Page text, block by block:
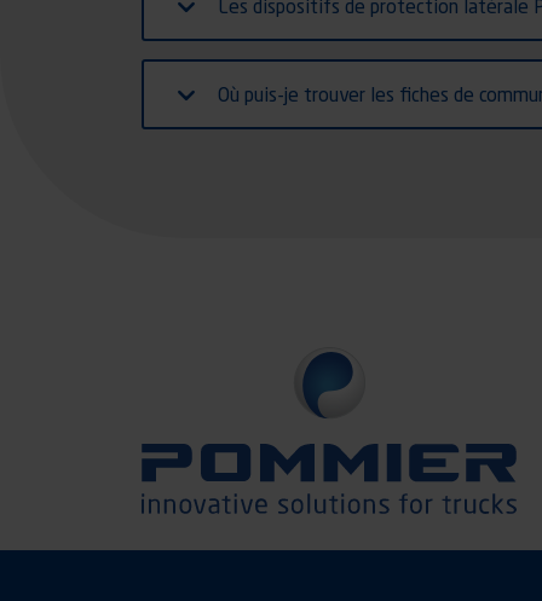
Les dispositifs de protection latérale
Où puis-je trouver les fiches de